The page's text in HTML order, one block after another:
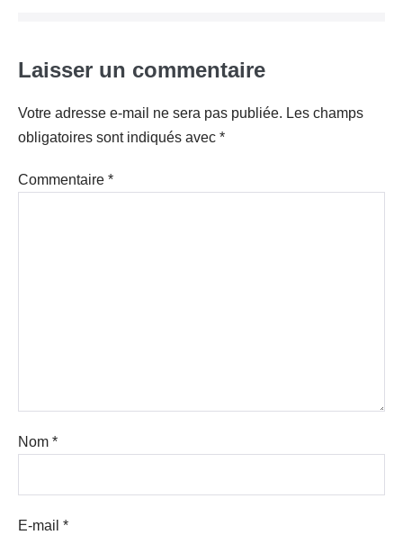
Laisser un commentaire
Votre adresse e-mail ne sera pas publiée. Les champs
obligatoires sont indiqués avec *
Commentaire *
Nom *
E-mail *